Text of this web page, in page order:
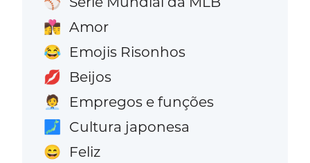
👩‍❤️‍💋‍👨 Amor
😂 Emojis Risonhos
💋 Beijos
🧑‍💼 Empregos e funções
🗾 Cultura japonesa
😄 Feliz